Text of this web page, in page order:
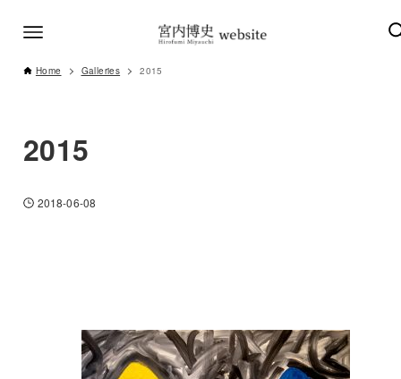
Home Galleries 2015
2015
2018-06-08